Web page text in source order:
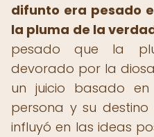
difunto era pesado
la pluma de la
pesado que la
devorado por la
un juicio basado
persona y su
influyó en las ideas